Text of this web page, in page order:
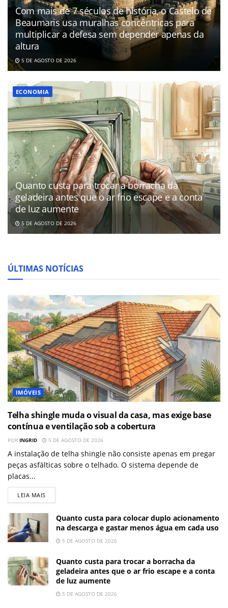
Com mais de 7 séculos de história, o Castelo de
Beaumaris usa muralhas concêntricas para
multiplicar a defesa sem depender apenas da
altura
5 DE AGOSTO DE 2026
ECONOMIA
Quanto custa para trocar a borracha da
geladeira antes que o ar frio escape e a conta
de luz aumente
5 DE AGOSTO DE 2026
ÚLTIMAS NOTÍCIAS
IMÓVEIS
Telha shingle muda o visual da casa, mas exige base
contínua e ventilação sob a cobertura
POR INGRID 5 DE AGOSTO DE 2026
A instalação de telha shingle não consiste apenas em pregar
peças asfálticas sobre o telhado. O sistema depende de
placas...
LEIA MAIS
Quanto custa para colocar duplo acionamento
na descarga e gastar menos água em cada uso
5 DE AGOSTO DE 2026
Quanto custa para trocar a borracha da
geladeira antes que o ar frio escape e a conta
de luz aumente
5 DE AGOSTO DE 2026